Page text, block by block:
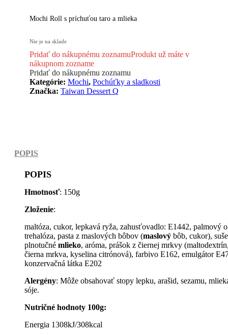
Mochi Roll s príchuťou taro a mlieka
Nie je na sklade
Pridať do nákupnému zoznamuProdukt už máte v
nákupnom zozname
Pridať do nákupnému zoznamu
Kategórie: Mochi, Pochúťky a sladkosti
Značka: Taiwan Dessert Q
POPIS
POPIS
Hmotnosť: 150g
Zloženie:
maltóza, cukor, lepkavá ryža, zahusťovadlo: E1442, palmový
trehalóza, pasta z maslových bôbov (maslový bôb, cukor),
plnotučné mlieko, aróma, prášok z čiernej mrkvy
čierna mrkva, kyselina citrónová), farbivo E162, emulgátor
konzervačná látka E202
Alergény: Môže obsahovať stopy lepku, arašid, sezamu,
sóje.
Nutričné hodnoty 100g:
Energia 1308kJ/308kcal